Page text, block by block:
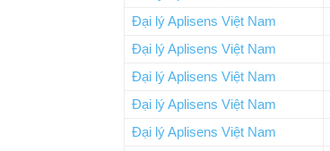
Đại lý Aplisens Việt Nam
Đại lý Aplisens Việt Nam
Đại lý Aplisens Việt Nam
Đại lý Aplisens Việt Nam
Đại lý Aplisens Việt Nam